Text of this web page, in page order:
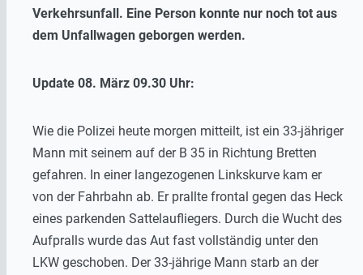
Verkehrsunfall. Eine Person konnte nur noch tot aus
dem Unfallwagen geborgen werden.
Update 08. März 09.30 Uhr:
Wie die Polizei heute morgen mitteilt, ist ein 33-jähriger
Mann mit seinem auf der B 35 in Richtung Bretten
gefahren. In einer langezogenen Linkskurve kam er
von der Fahrbahn ab. Er prallte frontal gegen das Heck
eines parkenden Sattelaufliegers. Durch die Wucht des
Aufpralls wurde das Aut fast vollständig unter den
LKW geschoben. Der 33-jährige Mann starb an der